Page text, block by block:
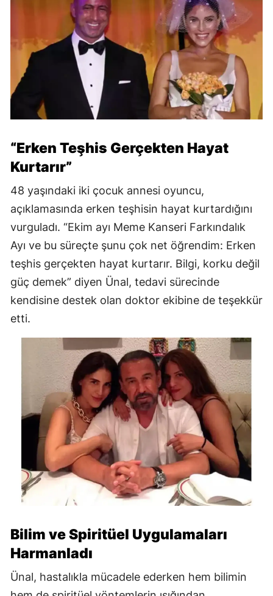
“Erken Teşhis Gerçekten Hayat
Kurtarır”
48 yaşındaki iki çocuk annesi oyuncu,
açıklamasında erken teşhisin hayat kurtardığını
vurguladı. “Ekim ayı Meme Kanseri Farkındalık
Ayı ve bu süreçte şunu çok net öğrendim: Erken
teşhis gerçekten hayat kurtarır. Bilgi, korku değil
güç demek” diyen Ünal, tedavi sürecinde
kendisine destek olan doktor ekibine de teşekkür
etti.
Bilim ve Spiritüel Uygulamaları
Harmanladı
Ünal, hastalıkla mücadele ederken hem bilimin